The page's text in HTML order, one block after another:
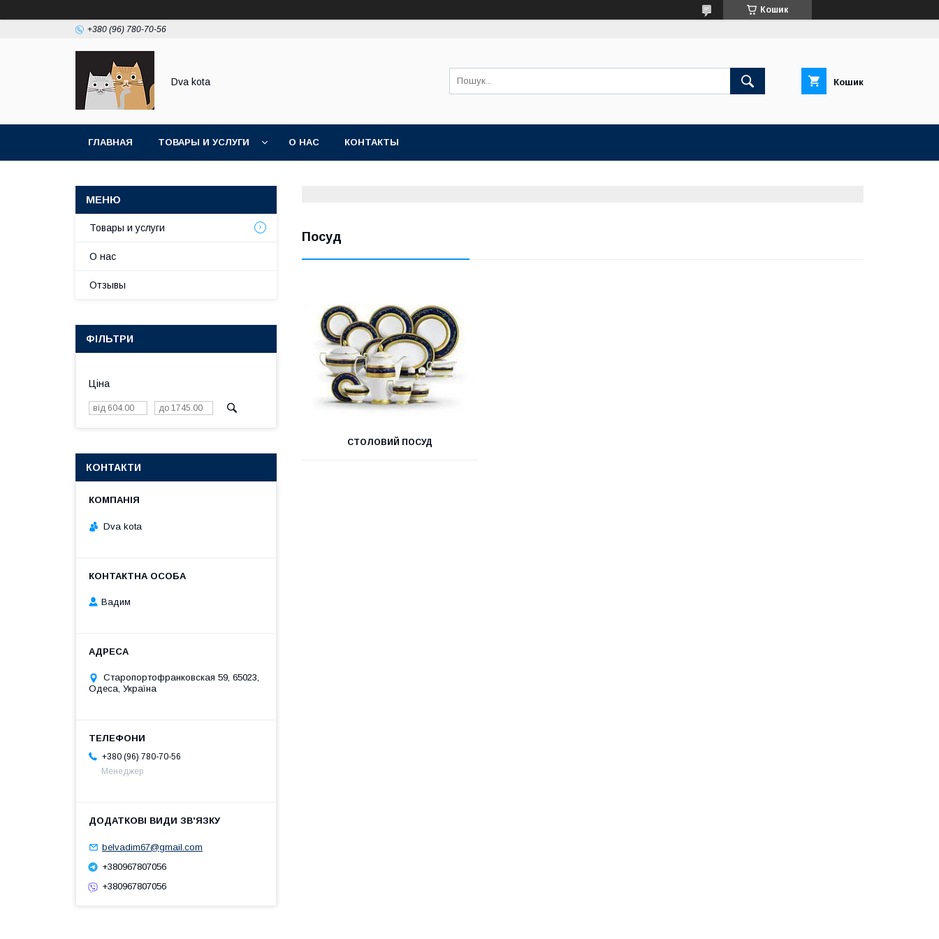
Кошик
+380 (96) 780-70-56
Dva kota Кошик
ГЛАВНАЯ ТОВАРЫ И УСЛУГИ О НАС КОНТАКТЫ
Посуд
СТОЛОВИЙ ПОСУД
Товары и услуги
О нас
Отзывы
ФІЛЬТРИ
Ціна
КОНТАКТИ
Dva kota
Вадим
Старопортофранковская 59, 65023,
Одеса, Україна
+380 (96) 780-70-56
Менеджер
belvadim67@gmail.com
+380967807056
+380967807056